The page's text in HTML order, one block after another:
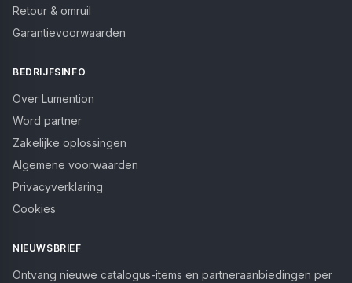
Retour & omruil
Garantievoorwaarden
BEDRIJFSINFO
Over Lumention
Word partner
Zakelijke oplossingen
Algemene voorwaarden
Privacyverklaring
Cookies
NIEUWSBRIEF
Ontvang nieuwe catalogus-items en partneraanbiedingen per